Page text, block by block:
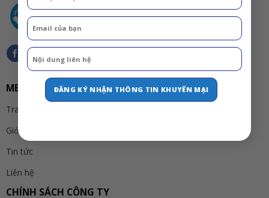
MENU
Trang chủ
Giới thiệu
Tin tức
Liên hệ
CHÍNH SÁCH CÔNG TY